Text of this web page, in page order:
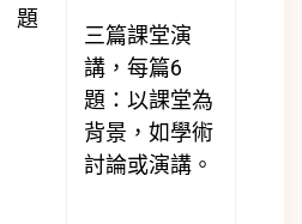
題
三篇課堂演
講，每篇6
題：以課堂為
背景，如學術
討論或演講。